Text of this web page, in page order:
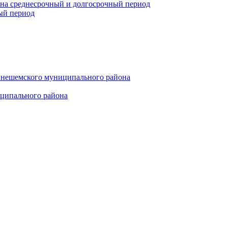
среднесрочный и долгосрочный период
период
муниципального района
района